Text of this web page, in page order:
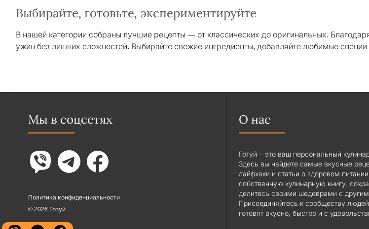
Выбирайте, готовьте, экспериментируйте
В нашей категории собраны лучшие рецепты — от классических до оригинальных.
ужин без лишних сложностей. Выбирайте свежие ингредиенты, добавляйте любимые
Мы в соцсетях
Политика конфиденциальности
© 2026 Готуй
О нас
Готуй – это ваш персональный
Здесь вы найдете самые вкусные
лайфхаки и статьи о здоровом
собственную кулинарную книгу,
делитесь своими шедеврами с
Присоединяйтесь к сообществу
готовят вкусно, быстро и с